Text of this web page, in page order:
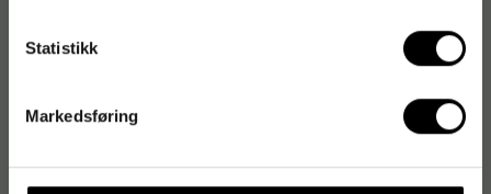
Statistikk
Markedsføring
Opphav